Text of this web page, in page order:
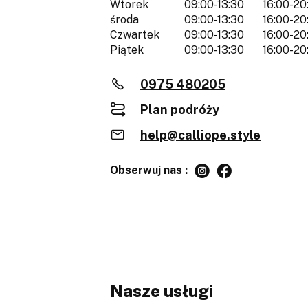
Wtorek 09:00-13:30
16:00-
środa
09:00-13:30
16:00-
Czwartek
09:00-13:30
16:00-
Piątek
09:00-13:30 16:00-
0975 480205
Plan podróży
help@calliope.style
Obserwuj nas :
Nasze usługi